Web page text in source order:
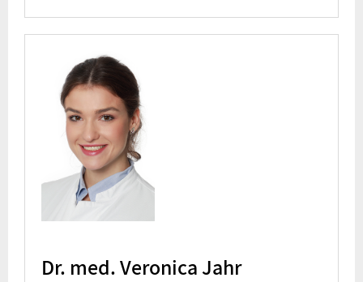
Dr. med. Veronica Jahr